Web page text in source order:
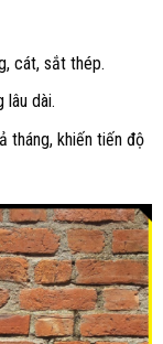
cát, sắt thép.
lâu dài.
tháng, khiến tiến độ